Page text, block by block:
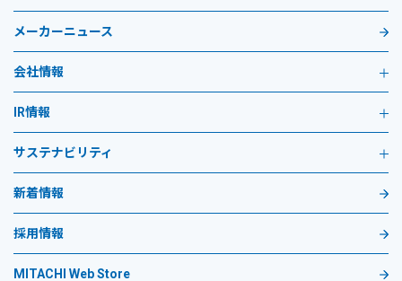
メーカーニュース
会社情報
IR情報
サステナビリティ
新着情報
採用情報
MITACHI Web Store